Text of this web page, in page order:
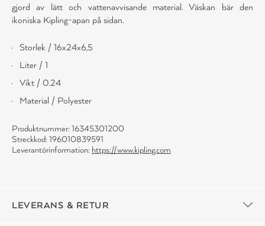
gjord av lätt och vattenavvisande material. Väskan bär den
ikoniska Kipling-apan på sidan.
Storlek / 16x24x6,5
Liter / 1
Vikt / 0.24
Material / Polyester
Produktnummer: 16345301200
Streckkod: 196010839591
Leverantörinformation: https://www.kipling.com
LEVERANS & RETUR